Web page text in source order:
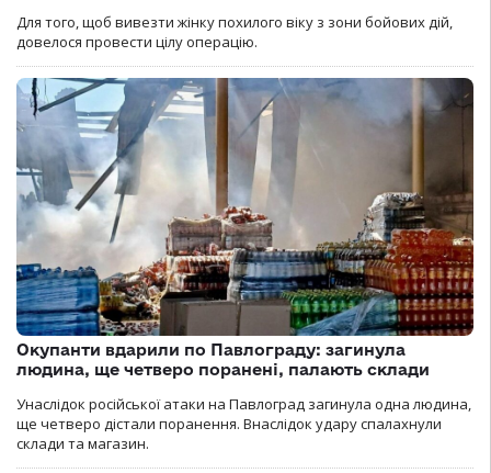
Для того, щоб вивезти жінку похилого віку з зони бойових дій,
довелося провести цілу операцію.
Окупанти вдарили по Павлограду: загинула
людина, ще четверо поранені, палають склади
Унаслідок російської атаки на Павлоград загинула одна людина,
ще четверо дістали поранення. Внаслідок удару спалахнули
склади та магазин.